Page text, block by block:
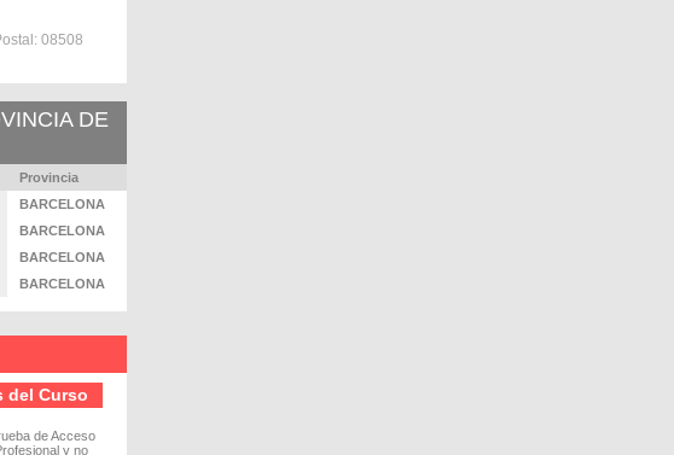
08508
DE
Provincia
BARCELONA
BARCELONA
BARCELONA
BARCELONA
del Curso
de Acceso
y no